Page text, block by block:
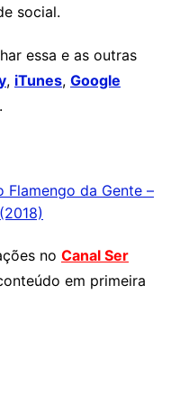
social.
essa e as outras
, iTunes, Google
da Gente –
no Canal Ser
em primeira